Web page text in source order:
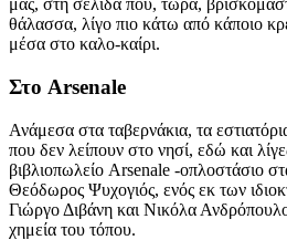
μας, στη σελίδα που, τώρα,
θάλασσα, λίγο πιο κάτω από κάποιο
μέσα στο καλο-καίρι.
Στο Arsenale
Ανάμεσα στα ταβερνάκια, τα
που δεν λείπουν στο νησί, εδώ και
βιβλιοπωλείο Arsenale -οπλοστάσιο
Θεόδωρος Ψυχογιός, ενός εκ των
Γιώργο Διβάνη και Νικόλα
χημεία του τόπου.